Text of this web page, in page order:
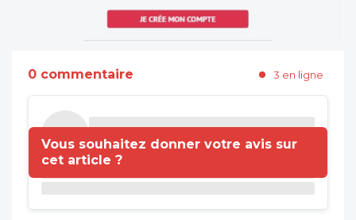
0 commentaire 3 en ligne
Vous souhaitez donner votre avis sur
cet article ?